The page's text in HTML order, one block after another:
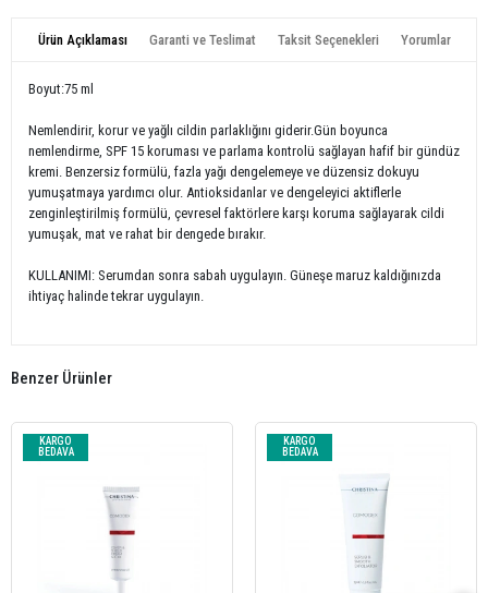
Ürün Açıklaması Garanti ve Teslimat Taksit Seçenekleri Yorumlar
Boyut:75 ml
Nemlendirir, korur ve yağlı cildin parlaklığını giderir.Gün boyunca
nemlendirme, SPF 15 koruması ve parlama kontrolü sağlayan hafif bir gündüz
kremi. Benzersiz formülü, fazla yağı dengelemeye ve düzensiz dokuyu
yumuşatmaya yardımcı olur. Antioksidanlar ve dengeleyici aktiflerle
zenginleştirilmiş formülü, çevresel faktörlere karşı koruma sağlayarak cildi
yumuşak, mat ve rahat bir dengede bırakır.
KULLANIMI: Serumdan sonra sabah uygulayın. Güneşe maruz kaldığınızda
ihtiyaç halinde tekrar uygulayın.
Benzer Ürünler
KARGO
BEDAVA
KARGO
BEDAVA